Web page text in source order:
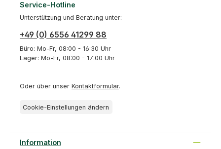
Service-Hotline
Unterstützung und Beratung unter:
+49 (0) 6556 41299 88
Büro: Mo-Fr, 08:00 - 16:30 Uhr
Lager: Mo-Fr, 08:00 - 17:00 Uhr
Oder über unser Kontaktformular.
Cookie-Einstellungen ändern
Information